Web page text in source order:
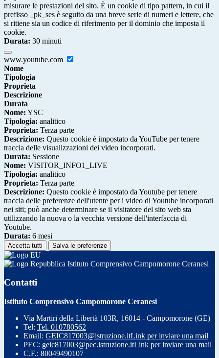
misurare le prestazioni del sito. È un cookie di tipo pattern, in cui il
prefisso _pk_ses è seguito da una breve serie di numeri e lettere, che
si ritiene sia un codice di riferimento per il dominio che imposta il
cookie.
Durata: 30 minuti
www.youtube.com
Nome
Tipologia
Proprieta
Descrizione
Durata
Nome: YSC
Tipologia: analitico
Proprieta: Terza parte
Descrizione: Questo cookie è impostato da YouTube per tenere
traccia delle visualizzazioni dei video incorporati.
Durata: Sessione
Nome: VISITOR_INFO1_LIVE
Tipologia: analitico
Proprieta: Terza parte
Descrizione: Questo cookie è impostato da Youtube per tenere
traccia delle preferenze dell'utente per i video di Youtube incorporati
nei siti; può anche determinare se il visitatore del sito web sta
utilizzando la nuova o la vecchia versione dell'interfaccia di
Youtube.
Durata: 6 mesi
Accetta tutti Salva le preferenze
Istituto Comprensivo Campomorone Ceranesi
Contatti
Istituto Comprensivo Campomorone Ceranesi
Via Martiri della Libertà 103R, 16014 - Campomorone (GE)
Tel: Tel. 010780562
Email: GEIC817003@istruzione.itLink per inviare una mail
PEC: geic817003@pec.istruzione.itLink per inviare una mail
C.F.: 80049490107